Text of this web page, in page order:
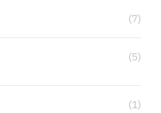
(7)
(5)
(1)